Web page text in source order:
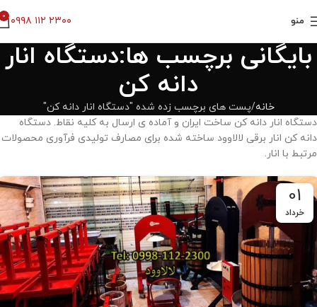
منو ۰۹۹۸ ۱۱۲ ۲۳۰۰ 0
بایگانی برچسب ها:دستگاه انار
دانه کن
خانه پست های برچسب زده شده "دستگاه انار دانه کن"
دستگاه انار دانه کن ساخت ایران و آماده ی ارسال به کلیه نقاط. دستگاه
دانه کن انار برقی لالاوود ساخته شده برای مصارف تولیدی فرآوری محصولات
مرتبط با انار.
01
خرداد